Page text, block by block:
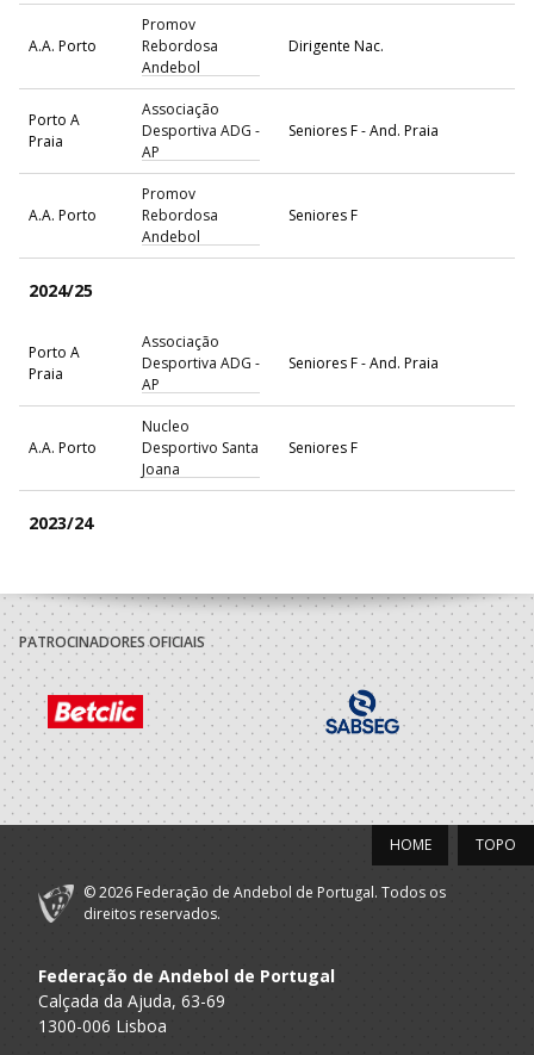
A.A. Porto
Promov
Rebordosa
Andebol
Dirigente Nac.
Porto A
Praia
Associação
Desportiva ADG -
AP
Seniores F - And. Praia
A.A. Porto
Promov
Rebordosa
Andebol
Seniores F
2024/25
Porto A
Praia
Associação
Desportiva ADG -
AP
Seniores F - And. Praia
A.A. Porto
Nucleo
Desportivo Santa
Joana
Seniores F
2023/24
Praia
Desportiva ADG -
AP
Seniores F - And. Praia
A.A. Porto
Nucleo
Desportivo Santa
Joana
Seniores F
2022/23
F.A.P.
Selecções
Nacionais
SUB-21 F
A.A. Aveiro
Alavarium -
Andebol Clube
2021/22
Associacao
PATROCINADORES OFICIAIS
TOPO
HOME
© 2026 Federação de Andebol de Portugal. Todos os
direitos reservados.
Federação de Andebol de Portugal
Calçada da Ajuda, 63-69
1300-006 Lisboa